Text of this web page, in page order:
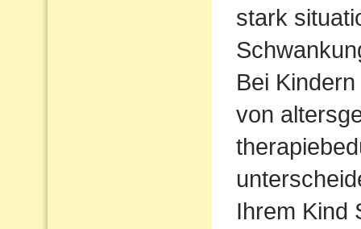
stark
Bei
von
Ihrem Kind